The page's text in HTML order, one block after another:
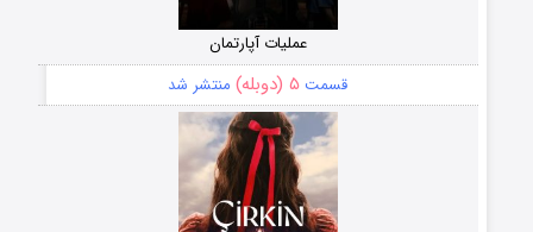
عملیات آپارتمان
قسمت ۵ (دوبله) منتشر شد